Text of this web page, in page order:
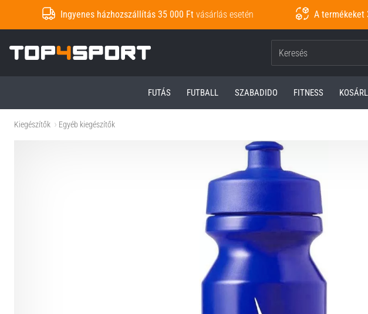
Ingyenes házhozszállítás 35 000 Ft vásárlás esetén A termékeket
Top4Sport.hu
FUTÁS FUTBALL SZABADIDO FITNESS
Kiegészítők Egyéb kiegészítők